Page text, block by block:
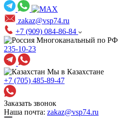
zakaz@vsp74.ru
+7 (909) 084-86-84
Многоканальный по РФ
235-10-23
Мы в Казахстане
+7 (705) 485-89-47
Заказать звонок
Наша почта: zakaz@vsp74.ru